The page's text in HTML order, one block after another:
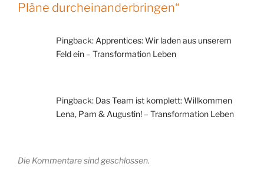
Pläne durcheinanderbringen“
Pingback: Apprentices: Wir laden aus unserem
Feld ein – Transformation Leben
Pingback: Das Team ist komplett: Willkommen
Lena, Pam & Augustin! – Transformation Leben
Die Kommentare sind geschlossen.